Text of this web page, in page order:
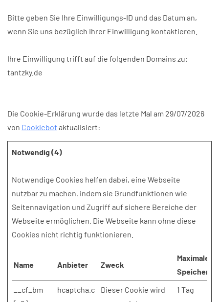
Bitte geben Sie Ihre Einwilligungs-ID und das Datum an,
wenn Sie uns bezüglich Ihrer Einwilligung kontaktieren.
Ihre Einwilligung trifft auf die folgenden Domains zu:
tantzky.de
Die Cookie-Erklärung wurde das letzte Mal am 29/07/2026
von Cookiebot aktualisiert:
Notwendig (4)
Notwendige Cookies helfen dabei, eine Webseite
nutzbar zu machen, indem sie Grundfunktionen wie
Seitennavigation und Zugriff auf sichere Bereiche der
Webseite ermöglichen. Die Webseite kann ohne diese
Cookies nicht richtig funktionieren.
Name Anbieter Zweck
Maximale
__cf_bm
hcaptcha.c
Dieser Cookie wird
1 Tag